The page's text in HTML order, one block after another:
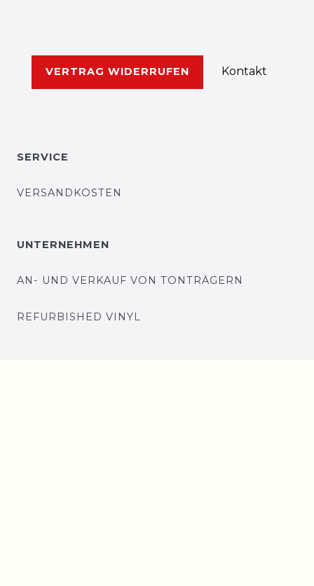
VERTRAG WIDERRUFEN Kontakt
SERVICE
VERSANDKOSTEN
UNTERNEHMEN
AN- UND VERKAUF VON TONTRÄGERN
REFURBISHED VINYL